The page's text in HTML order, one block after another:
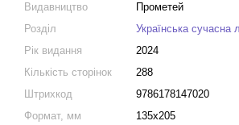
Видавництво
Прометей
Розділ
Українська сучасна
Рік видання
2024
Кількість сторінок
288
Штрихкод
9786178147020
Формат, мм
135x205